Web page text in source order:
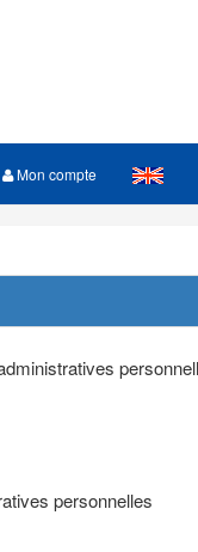
Mon compte
personnelles